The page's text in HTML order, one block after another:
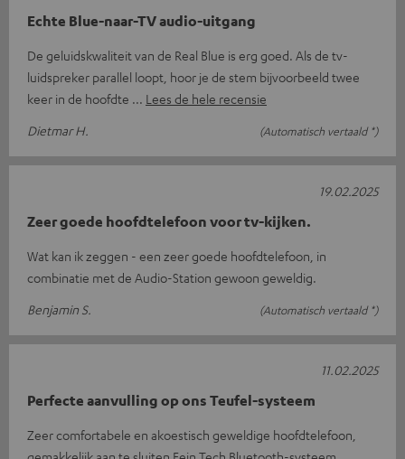
Echte Blue-naar-TV audio-uitgang
De geluidskwaliteit van de Real Blue is erg goed. Als de tv-
luidspreker parallel loopt, hoor je de stem bijvoorbeeld twee
keer in de hoofdte
Lees de hele recensie
Dietmar H.
(Automatisch vertaald *)
Zeer goede hoofdtelefoon voor tv-kijken.
Wat kan ik zeggen - een zeer goede hoofdtelefoon, in
combinatie met de Audio-Station gewoon geweldig.
Benjamin S.
(Automatisch vertaald *)
19.02.2025
Perfecte aanvulling op ons Teufel-systeem
Zeer comfortabele en akoestisch geweldige hoofdtelefoon,
11.02.2025